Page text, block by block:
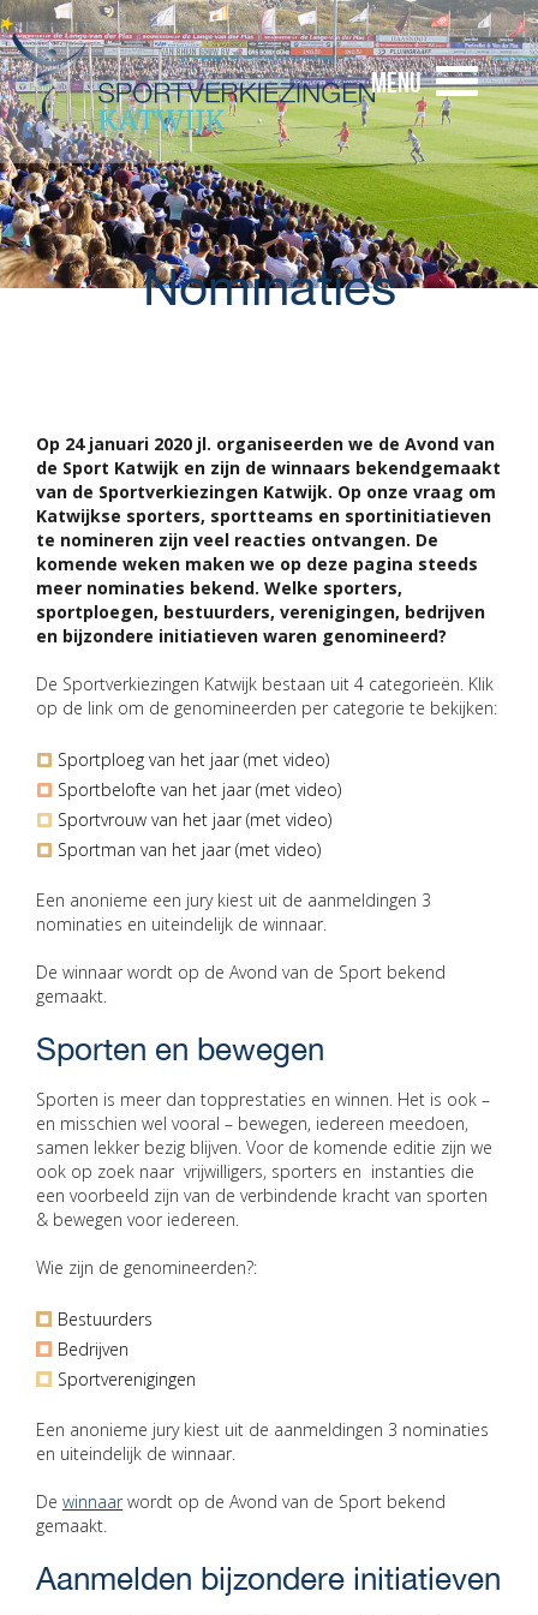
Menu
Nominaties
Op 24 januari 2020 jl. organiseerden we de Avond van
de Sport Katwijk en zijn de winnaars bekendgemaakt
van de Sportverkiezingen Katwijk. Op onze vraag om
Katwijkse sporters, sportteams en sportinitiatieven
te nomineren zijn veel reacties ontvangen. De
komende weken maken we op deze pagina steeds
meer nominaties bekend. Welke sporters,
sportploegen, bestuurders, verenigingen, bedrijven
en bijzondere initiatieven waren genomineerd?
De Sportverkiezingen Katwijk bestaan uit 4 categorieën. Klik
op de link om de genomineerden per categorie te bekijken:
Sportploeg van het jaar (met video)
Sportbelofte van het jaar (met video)
Sportvrouw van het jaar (met video)
Sportman van het jaar (met video)
Een anonieme een jury kiest uit de aanmeldingen 3
nominaties en uiteindelijk de winnaar.
De winnaar wordt op de Avond van de Sport bekend
gemaakt.
Sporten en bewegen
Sporten is meer dan topprestaties en winnen. Het is ook –
en misschien wel vooral – bewegen, iedereen meedoen,
samen lekker bezig blijven. Voor de komende editie zijn we
ook op zoek naar vrijwilligers, sporters en instanties die
een voorbeeld zijn van de verbindende kracht van sporten
& bewegen voor iedereen.
Wie zijn de genomineerden?:
Bestuurders
Bedrijven
Sportverenigingen
Een anonieme jury kiest uit de aanmeldingen 3 nominaties
en uiteindelijk de winnaar.
De winnaarwordt op de Avond van de Sport bekend
gemaakt.
Aanmelden bijzondere initiatieven